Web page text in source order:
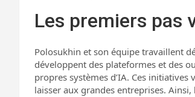
Les premiers pas
Polosukhin et son équipe travaillent
développent des plateformes et des
propres systèmes d’IA. Ces
laisser aux grandes entreprises.